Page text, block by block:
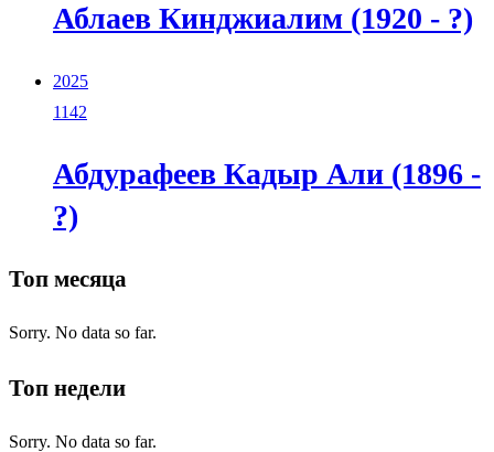
Аблаев Кинджиалим (1920 - ?)
2025
1142
Абдурафеев Кадыр Али (1896 -
?)
Топ месяца
Sorry. No data so far.
Топ недели
Sorry. No data so far.